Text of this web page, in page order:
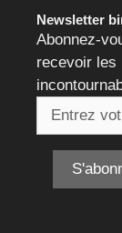
Newsletter
Abonnez-
recevoir les